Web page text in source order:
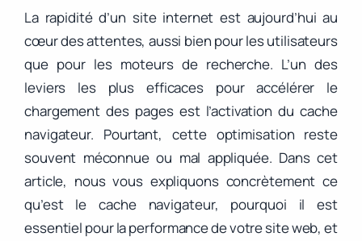
La rapidité d’un site internet est aujourd’hui au
cœur des attentes, aussi bien pour les utilisateurs
que pour les moteurs de recherche. L’un des
leviers les plus efficaces pour accélérer le
chargement des pages est l’activation du cache
navigateur. Pourtant, cette optimisation reste
souvent méconnue ou mal appliquée. Dans cet
article, nous vous expliquons concrètement ce
qu’est le cache navigateur, pourquoi il est
essentiel pour la performance de votre site web, et